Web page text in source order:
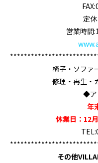
定
営業時間
椅子・ソファ
修理・再生・
◆ア
年
休業日：12
その他